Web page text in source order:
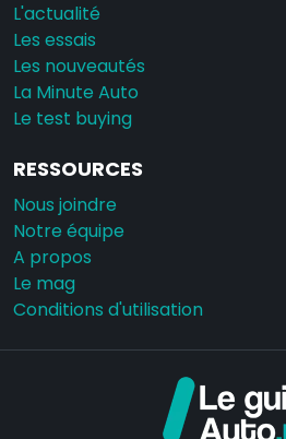
L'actualité
Les essais
Les nouveautés
La Minute Auto
Le test buying
RESSOURCES
Nous joindre
Notre équipe
A propos
Le mag
Conditions d'utilisation